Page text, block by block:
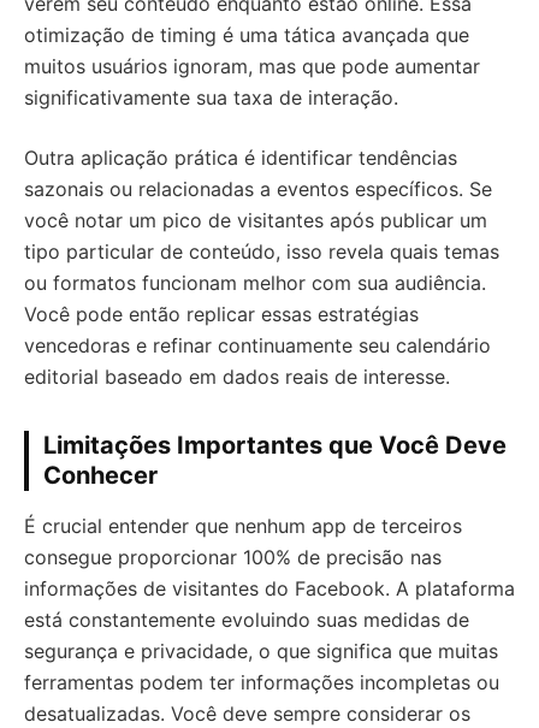
otimização de timing é uma tática avançada que
muitos usuários ignoram, mas que pode aumentar
significativamente sua taxa de interação.
Outra aplicação prática é identificar tendências
sazonais ou relacionadas a eventos específicos. Se
você notar um pico de visitantes após publicar um
tipo particular de conteúdo, isso revela quais temas
ou formatos funcionam melhor com sua audiência.
Você pode então replicar essas estratégias
vencedoras e refinar continuamente seu calendário
editorial baseado em dados reais de interesse.
Limitações Importantes que Você Deve
Conhecer
É crucial entender que nenhum app de terceiros
consegue proporcionar 100% de precisão nas
informações de visitantes do Facebook. A plataforma
está constantemente evoluindo suas medidas de
segurança e privacidade, o que significa que muitas
ferramentas podem ter informações incompletas ou
desatualizadas. Você deve sempre considerar os